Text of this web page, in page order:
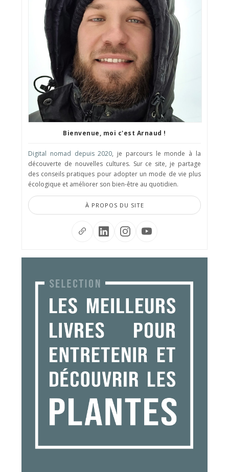
Bienvenue, moi c'est Arnaud !
Digital nomad depuis 2020, je parcours le monde à la
découverte de nouvelles cultures. Sur ce site, je partage
des conseils pratiques pour adopter un mode de vie plus
écologique et améliorer son bien-être au quotidien.
À PROPOS DU SITE